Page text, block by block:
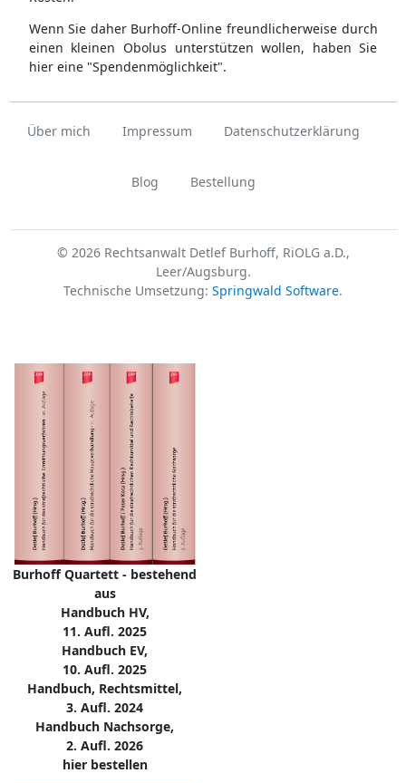
Wenn Sie daher Burhoff-Online freundlicherweise durch
einen kleinen Obolus unterstützen wollen, haben Sie
hier eine "Spendenmöglichkeit".
Über mich Impressum Datenschutzerklärung
Blog Bestellung
© 2026 Rechtsanwalt Detlef Burhoff, RiOLG a.D.,
Leer/Augsburg.
Technische Umsetzung: Springwald Software.
Burhoff Quartett - bestehend
aus
Handbuch HV,
11. Aufl. 2025
Handbuch EV,
10. Aufl. 2025
Handbuch, Rechtsmittel,
3. Aufl. 2024
Handbuch Nachsorge,
2. Aufl. 2026
hier bestellen